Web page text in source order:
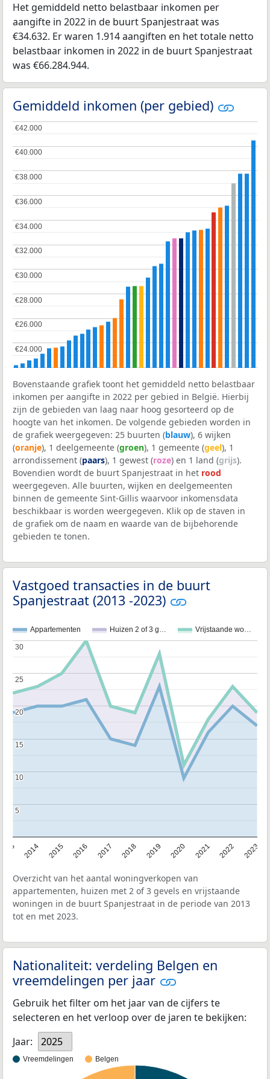
Het gemiddeld netto belastbaar inkomen per
aangifte in 2022 in de buurt Spanjestraat was
€34.632. Er waren 1.914 aangiften en het totale netto
belastbaar inkomen in 2022 in de buurt Spanjestraat
was €66.284.944.
Gemiddeld inkomen (per gebied)
€24.000
€24.000
€26.000
€26.000
€28.000
€28.000
€30.000
€30.000
€32.000
€32.000
€34.000
€34.000
€36.000
€36.000
€38.000
€38.000
€40.000
€40.000
€42.000
€42.000
Bovenstaande grafiek toont het gemiddeld netto belastbaar
inkomen per aangifte in 2022 per gebied in België. Hierbij
zijn de gebieden van laag naar hoog gesorteerd op de
hoogte van het inkomen. De volgende gebieden worden in
de grafiek weergegeven: 25 buurten (blauw), 6 wijken
(oranje), 1 deelgemeente (groen), 1 gemeente (geel), 1
arrondissement (paars), 1 gewest (roze) en 1 land (grijs).
Bovendien wordt de buurt Spanjestraat in het rood
weergegeven. Alle buurten, wijken en deelgemeenten
binnen de gemeente Sint-Gillis waarvoor inkomensdata
beschikbaar is worden weergegeven. Klik op de staven in
de grafiek om de naam en waarde van de bijbehorende
gebieden te tonen.
Vastgoed transacties in de buurt
Spanjestraat (2013 -2023)
Appartementen Huizen 2 of 3 g… Vrijstaande wo…
2014 2015 2016 2017 2018 2019 2020 2021 2022 2023
5
5
10
10
15
15
20
20
25
25
30
30
Overzicht van het aantal woningverkopen van
appartementen, huizen met 2 of 3 gevels en vrijstaande
woningen in de buurt Spanjestraat in de periode van 2013
tot en met 2023.
Nationaliteit: verdeling Belgen en
vreemdelingen per jaar
Gebruik het filter om het jaar van de cijfers te
selecteren en het verloop over de jaren te bekijken:
Jaar:
2025
Vreemdelingen Belgen